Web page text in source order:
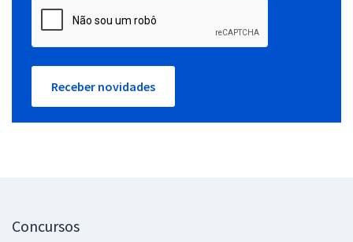
Receber novidades
Concursos